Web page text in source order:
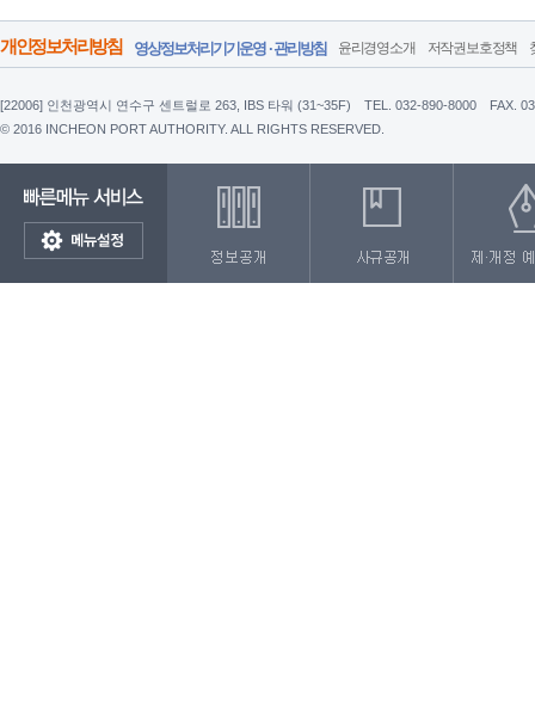
개인정보처리방침 영상정보처리기기운영 · 관리방침 윤리경영소개 저작권보호정책
[22006] 인천광역시 연수구 센트럴로 263, IBS 타워 (31~35F) TEL. 032-890-8000
FAX.
© 2016 INCHEON PORT AUTHORITY. ALL RIGHTS RESERVED.